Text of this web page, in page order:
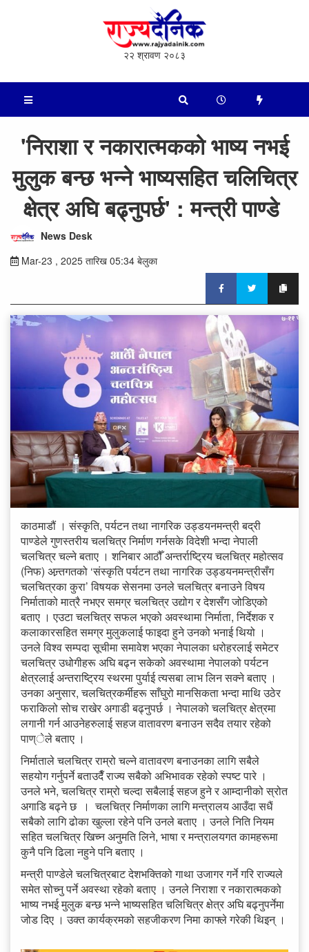
२२ श्रावण २०८३
'निराशा र नकारात्मकको भाष्य नभई
मुलुक बन्छ भन्ने भाष्यसहित चलिचित्र
क्षेत्र अघि बढ्नुपर्छ' : मन्त्री पाण्डे
News Desk
Mar-23 , 2025 तारिख 05:34 बेलुका
काठमाडौं । संस्कृति, पर्यटन तथा नागरिक उड्डयनमन्त्री बद्री
पाण्डेले गुणस्तरीय चलचित्र निर्माण गर्नसके विदेशी भन्दा नेपाली
चलचित्र चल्ने बताए । शनिबार आठौँ अन्तर्राष्ट्रिय चलचित्र महोत्सव
(निफ) अन्र्तगतको ‘संस्कृति पर्यटन तथा नागरिक उड्डयनमन्त्रीसँग
चलचित्रका कुरा’ विषयक सेसनमा उनले चलचित्र बनाउने विषय
निर्माताको मात्रै नभएर समग्र चलचित्र उद्योग र देशसँग जोडिएको
बताए । एउटा चलचित्र सफल भएको अवस्थामा निर्माता, निर्देशक र
कलाकारसहित समग्र मुलुकलाई फाइदा हुने उनको भनाई थियो ।
उनले विश्व सम्पदा सूचीमा समावेश भएका नेपालका धरोहरलाई समेटर
चलचित्र उधोगीहरू अघि बढ्न सकेको अवस्थामा नेपालको पर्यटन
क्षेत्रलाई अन्तराष्ट्रिय स्थरमा पुर्याई त्यसबा लाभ लिन सक्ने बताए ।
उनका अनुसार, चलचित्रकर्मीहरू साँघुरो मानसिकता भन्दा माथि उठेर
फराकिलो सोच राखेर अगाडी बढ्नुपर्छ । नेपालको चलचित्र क्षेत्रमा
लगानी गर्न आउनेहरुलाई सहज वातावरण बनाउन सदैव तयार रहेको
पाण्ेले बताए ।
निर्माताले चलचित्र राम्रो चल्ने वातावरण बनाउनका लागि सबैले
सहयोग गर्नुपर्ने बताउदैँ राज्य सबैको अभिभावक रहेको स्पष्ट पारे ।
उनले भने, चलचित्र राम्रो चल्दा सबैलाई सहज हुने र आम्दानीको स्रोत
अगाडि बढ्ने छ । चलचित्र निर्माणका लागि मन्त्रालय आउँदा सधैं
सबैको लागि ढोका खुल्ला रहेने पनि उनले बताए । उनले निति नियम
सहित चलचित्र खिच्न अनुमति लिने, भाषा र मन्त्रालयगत कामहरूमा
कुनै पनि ढिला नहुने पनि बताए ।
मन्त्री पाण्डेले चलचित्रबाट देशभक्तिको गाथा उजागर गर्ने गरि राज्यले
समेत सोच्नु पर्ने अवस्था रहेको बताए । उनले निराशा र नकारात्मकको
भाष्य नभई मुलुक बन्छ भन्ने भाष्यसहित चलिचित्र क्षेत्र अघि बढ्नुपर्नेमा
जोड दिए । उक्त कार्यक्रमको सहजीकरण निमा काफ्ले गरेकी थिइन् ।